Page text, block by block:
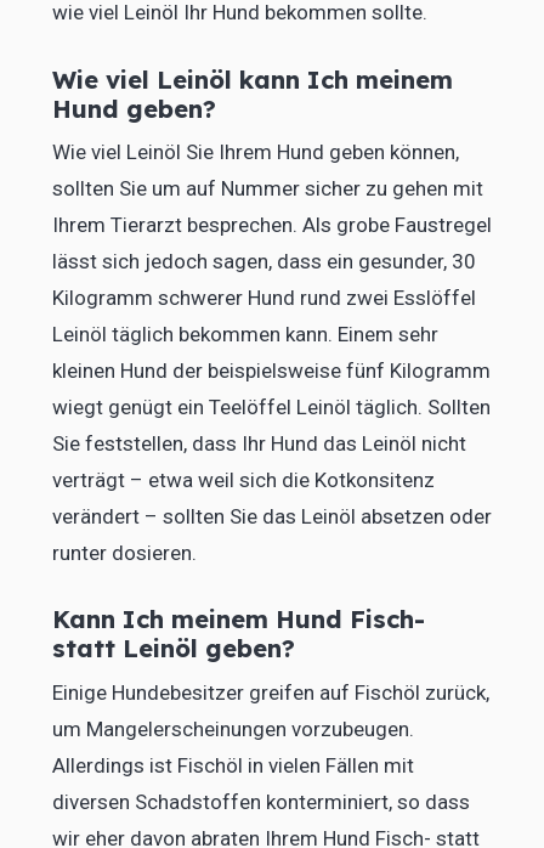
wie viel Leinöl Ihr Hund bekommen sollte.
Wie viel Leinöl kann Ich meinem
Hund geben?
Wie viel Leinöl Sie Ihrem Hund geben können,
sollten Sie um auf Nummer sicher zu gehen mit
Ihrem Tierarzt besprechen. Als grobe Faustregel
lässt sich jedoch sagen, dass ein gesunder, 30
Kilogramm schwerer Hund rund zwei Esslöffel
Leinöl täglich bekommen kann. Einem sehr
kleinen Hund der beispielsweise fünf Kilogramm
wiegt genügt ein Teelöffel Leinöl täglich. Sollten
Sie feststellen, dass Ihr Hund das Leinöl nicht
verträgt – etwa weil sich die Kotkonsitenz
verändert – sollten Sie das Leinöl absetzen oder
runter dosieren.
Kann Ich meinem Hund Fisch-
statt Leinöl geben?
Einige Hundebesitzer greifen auf Fischöl zurück,
um Mangelerscheinungen vorzubeugen.
Allerdings ist Fischöl in vielen Fällen mit
diversen Schadstoffen konterminiert, so dass
wir eher davon abraten Ihrem Hund Fisch- statt